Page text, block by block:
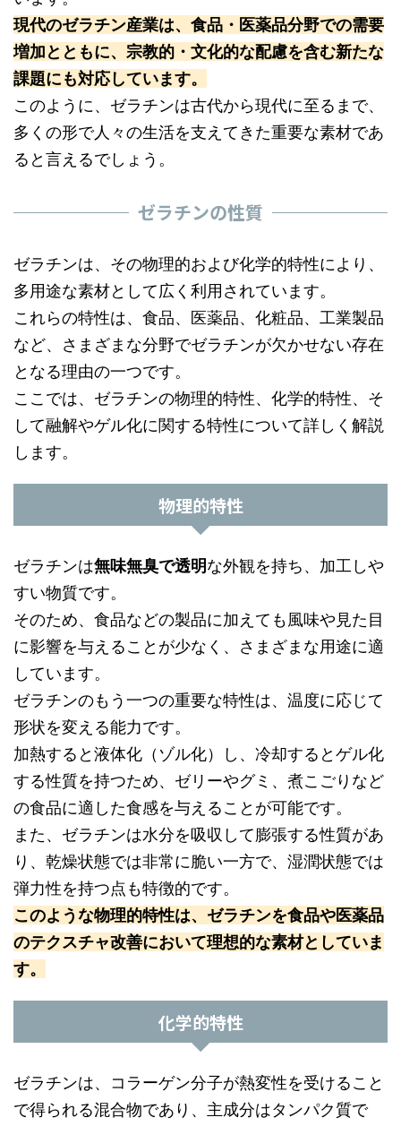
現代のゼラチン産業は、食品・医薬品分野での需要
増加とともに、宗教的・文化的な配慮を含む新たな
課題にも対応しています。
このように、ゼラチンは古代から現代に至るまで、
多くの形で人々の生活を支えてきた重要な素材であ
ると言えるでしょう。
ゼラチンの性質
ゼラチンは、その物理的および化学的特性により、
多用途な素材として広く利用されています。
これらの特性は、食品、医薬品、化粧品、工業製品
など、さまざまな分野でゼラチンが欠かせない存在
となる理由の一つです。
ここでは、ゼラチンの物理的特性、化学的特性、そ
して融解やゲル化に関する特性について詳しく解説
します。
物理的特性
ゼラチンは無味無臭で透明な外観を持ち、加工しや
すい物質です。
そのため、食品などの製品に加えても風味や見た目
に影響を与えることが少なく、さまざまな用途に適
しています。
ゼラチンのもう一つの重要な特性は、温度に応じて
形状を変える能力です。
加熱すると液体化（ゾル化）し、冷却するとゲル化
する性質を持つため、ゼリーやグミ、煮こごりなど
の食品に適した食感を与えることが可能です。
また、ゼラチンは水分を吸収して膨張する性質があ
り、乾燥状態では非常に脆い一方で、湿潤状態では
弾力性を持つ点も特徴的です。
このような物理的特性は、ゼラチンを食品や医薬品
のテクスチャ改善において理想的な素材としていま
す。
化学的特性
ゼラチンは、コラーゲン分子が熱変性を受けること
で得られる混合物であり、主成分はタンパク質で